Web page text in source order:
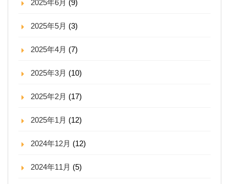
2025年6月 (9)
2025年5月 (3)
2025年4月 (7)
2025年3月 (10)
2025年2月 (17)
2025年1月 (12)
2024年12月 (12)
2024年11月 (5)